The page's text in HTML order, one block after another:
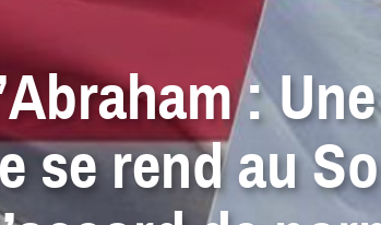
:
se rend au